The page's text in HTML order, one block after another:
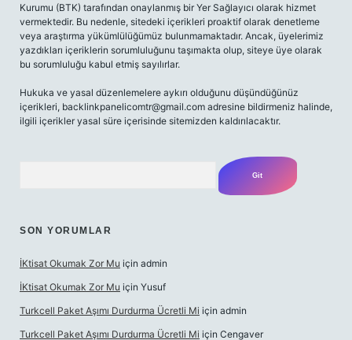
Kurumu (BTK) tarafından onaylanmış bir Yer Sağlayıcı olarak hizmet
vermektedir. Bu nedenle, sitedeki içerikleri proaktif olarak denetleme
veya araştırma yükümlülüğümüz bulunmamaktadır. Ancak, üyelerimiz
yazdıkları içeriklerin sorumluluğunu taşımakta olup, siteye üye olarak
bu sorumluluğu kabul etmiş sayılırlar.
Hukuka ve yasal düzenlemelere aykırı olduğunu düşündüğünüz
içerikleri, backlinkpanelicomtr@gmail.com adresine bildirmeniz halinde,
ilgili içerikler yasal süre içerisinde sitemizden kaldırılacaktır.
SON YORUMLAR
İKtisat Okumak Zor Mu için admin
İKtisat Okumak Zor Mu için Yusuf
Turkcell Paket Aşımı Durdurma Ücretli Mi için admin
Turkcell Paket Aşımı Durdurma Ücretli Mi için Cengaver